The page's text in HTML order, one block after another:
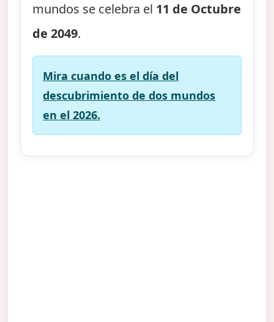
mundos se celebra el 11 de Octubre
de 2049.
Mira cuando es el día del
descubrimiento de dos mundos
en el 2026.